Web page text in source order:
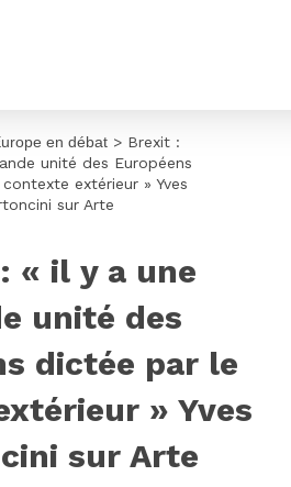
en débat > Brexit :
unité des Européens
extérieur » Yves
sur Arte
« il y a une
unité des
dictée par le
» Yves
sur Arte